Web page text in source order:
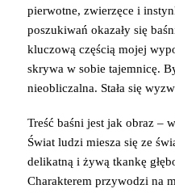
pierwotne, zwierzęce i
poszukiwań okazały się
kluczową częścią mojej
skrywa w sobie tajemnicę.
nieobliczalna. Stała się
Treść baśni jest jak obraz –
Świat ludzi miesza się ze
delikatną i żywą tkankę
Charakterem przywodzi na